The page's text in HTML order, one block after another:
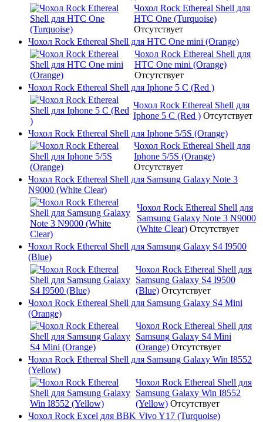
Чохол Rock Ethereal Shell для
HTC One (Turquoise)
Отсутствует
Чохол Rock Ethereal Shell для HTC One mini (Orange)
Чохол Rock Ethereal Shell для
HTC One mini (Orange)
Отсутствует
Чохол Rock Ethereal Shell для Iphone 5 C (Red )
Чохол Rock Ethereal Shell для
Iphone 5 C (Red ) Отсутствует
Чохол Rock Ethereal Shell для Iphone 5/5S (Orange)
Чохол Rock Ethereal Shell для
Iphone 5/5S (Orange)
Отсутствует
Чохол Rock Ethereal Shell для Samsung Galaxy Note 3
N9000 (White Clear)
Чохол Rock Ethereal Shell для
Samsung Galaxy Note 3 N9000
(White Clear) Отсутствует
Чохол Rock Ethereal Shell для Samsung Galaxy S4 I9500
(Blue)
Чохол Rock Ethereal Shell для
Samsung Galaxy S4 I9500
(Blue) Отсутствует
Чохол Rock Ethereal Shell для Samsung Galaxy S4 Mini
(Orange)
Чохол Rock Ethereal Shell для
Samsung Galaxy S4 Mini
(Orange) Отсутствует
Чохол Rock Ethereal Shell для Samsung Galaxy Win I8552
(Yellow)
Чохол Rock Ethereal Shell для
Samsung Galaxy Win I8552
(Yellow) Отсутствует
Чохол Rock Excel для BBK Vivo Y17 (Turquoise)